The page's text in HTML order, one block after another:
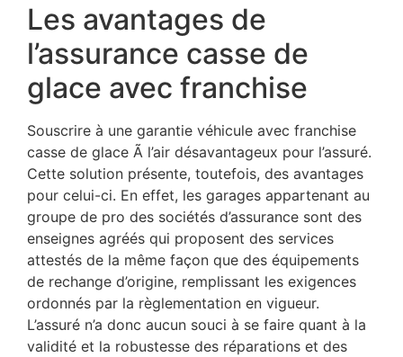
Les avantages de
l’assurance casse de
glace avec franchise
Souscrire à une garantie véhicule avec franchise
casse de glace Ã l’air désavantageux pour l’assuré.
Cette solution présente, toutefois, des avantages
pour celui-ci. En effet, les garages appartenant au
groupe de pro des sociétés d’assurance sont des
enseignes agréés qui proposent des services
attestés de la même façon que des équipements
de rechange d’origine, remplissant les exigences
ordonnés par la règlementation en vigueur.
L’assuré n’a donc aucun souci à se faire quant à la
validité et la robustesse des réparations et des